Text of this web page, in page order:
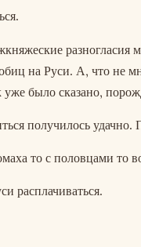
разногласия
на Руси. А, что не
было сказано,
получилось удачно.
то с половцами то
расплачиваться.